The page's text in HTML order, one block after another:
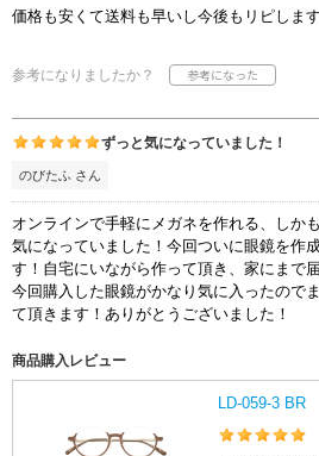
価格も安くて送料も早いし今後もリピします
参考になりましたか？
ずっと気になっていました！
のびたふ さん
オンラインで手軽にメガネを作れる、しか
気になっていました！今回ついに眼鏡を作
す！自宅にいながら作って頂き、家にまで
今回購入した眼鏡がかなり気に入ったので
て頂きます！ありがとうございました！
商品購入レビュー
LD-059-3 BR